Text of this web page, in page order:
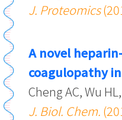
J. Proteomics
A novel
coagulopathy
Cheng AC, Wu
J. Biol. Chem.